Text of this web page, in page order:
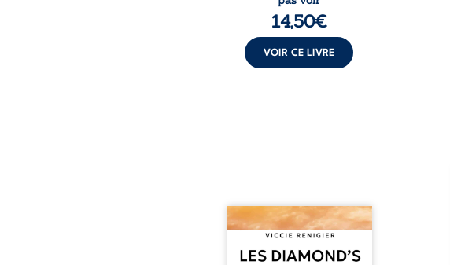
14,50€
VOIR CE LIVRE
Revenge est à la tête des
Diamond’s, un clan de motards
aussi réputé et respecté que